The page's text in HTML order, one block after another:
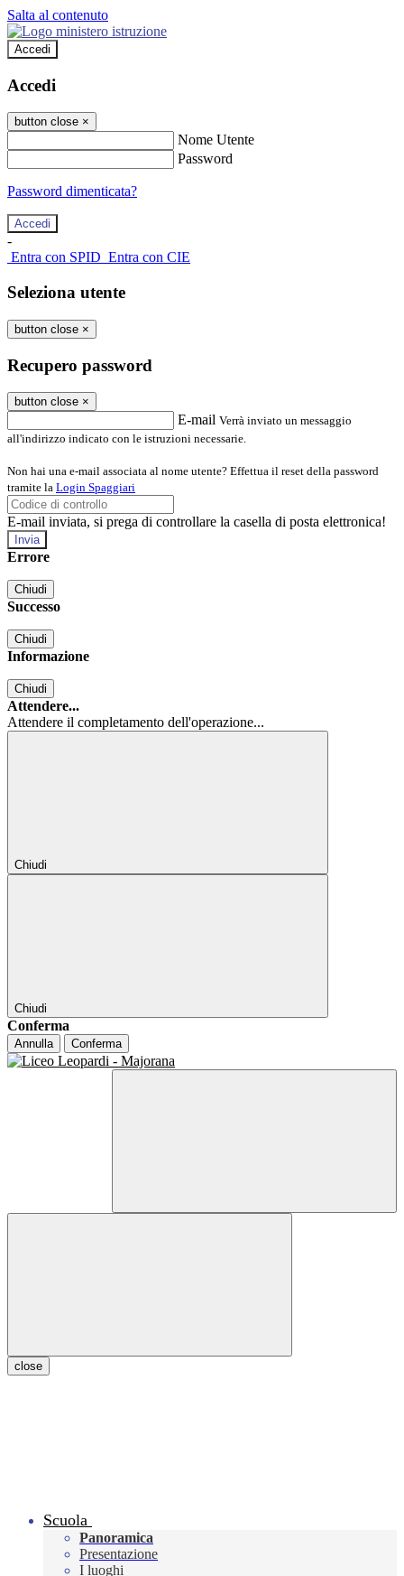
Salta al contenuto
Accedi
Accedi
button close ×
Nome Utente
Password
Password dimenticata?
-
Entra con SPID Entra con CIE
Seleziona utente
button close ×
Recupero password
button close ×
E-mail Verrà inviato un messaggio
all'indirizzo indicato con le istruzioni necessarie.
Non hai una e-mail associata al nome utente? Effettua il reset della password
tramite la Login Spaggiari
E-mail inviata, si prega di controllare la casella di posta elettronica!
Errore
Chiudi
Successo
Chiudi
Informazione
Chiudi
Attendere...
Attendere il completamento dell'operazione...
Chiudi
Chiudi
Conferma
Annulla Conferma
close
Scuola
Panoramica
Presentazione
I luoghi